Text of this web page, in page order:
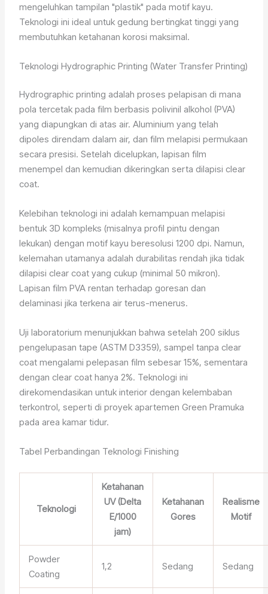
mengeluhkan tampilan "plastik" pada motif kayu.
Teknologi ini ideal untuk gedung bertingkat tinggi yang
membutuhkan ketahanan korosi maksimal.
Teknologi Hydrographic Printing (Water Transfer Printing)
Hydrographic printing adalah proses pelapisan di mana
pola tercetak pada film berbasis polivinil alkohol (PVA)
yang diapungkan di atas air. Aluminium yang telah
dipoles direndam dalam air, dan film melapisi permukaan
secara presisi. Setelah dicelupkan, lapisan film
menempel dan kemudian dikeringkan serta dilapisi clear
coat.
Kelebihan teknologi ini adalah kemampuan melapisi
bentuk 3D kompleks (misalnya profil pintu dengan
lekukan) dengan motif kayu beresolusi 1200 dpi. Namun,
kelemahan utamanya adalah durabilitas rendah jika tidak
dilapisi clear coat yang cukup (minimal 50 mikron).
Lapisan film PVA rentan terhadap goresan dan
delaminasi jika terkena air terus-menerus.
Uji laboratorium menunjukkan bahwa setelah 200 siklus
pengelupasan tape (ASTM D3359), sampel tanpa clear
coat mengalami pelepasan film sebesar 15%, sementara
dengan clear coat hanya 2%. Teknologi ini
direkomendasikan untuk interior dengan kelembaban
terkontrol, seperti di proyek apartemen Green Pramuka
pada area kamar tidur.
Tabel Perbandingan Teknologi Finishing
Teknologi
Ketahanan
UV (Delta
E/1000
jam)
Ketahanan
Gores
Realisme
Motif
Powder
Coating
1,2 Sedang Sedang